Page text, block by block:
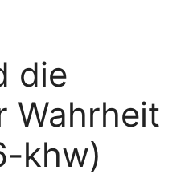
die
Wahrheit
khw)